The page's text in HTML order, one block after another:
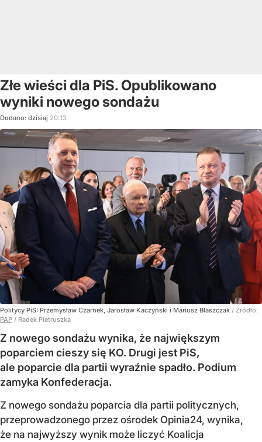
Złe wieści dla PiS. Opublikowano
wyniki nowego sondażu
Dodano: dzisiaj 20:13
Politycy PiS: Przemysław Czarnek, Jarosław Kaczyński i Mariusz Błaszczak / Źródło:
PAP / Radek Pietruszka
Z nowego sondażu wynika, że największym
poparciem cieszy się KO. Drugi jest PiS,
ale poparcie dla partii wyraźnie spadło. Podium
zamyka Konfederacja.
Z nowego sondażu poparcia dla partii politycznych,
przeprowadzonego przez ośrodek Opinia24, wynika,
że na najwyższy wynik może liczyć Koalicja